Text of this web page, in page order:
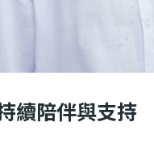
續陪伴與支